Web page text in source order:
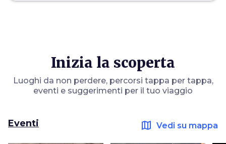
Inizia la scoperta
Luoghi da non perdere, percorsi tappa per tappa,
eventi e suggerimenti per il tuo viaggio
Eventi map Vedi su mappa